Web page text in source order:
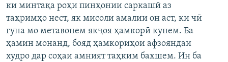
ки минтақа роҳи пинҳонии саркашӣ аз
таҳримҳо нест, як мисоли амалии он аст, ки чӣ
гуна мо метавонем якҷоя ҳамкорӣ кунем. Ба
ҳамин монанд, бояд ҳамкориҳои афзояндаи
худро дар соҳаи амният таҳким бахшем. Ин ба